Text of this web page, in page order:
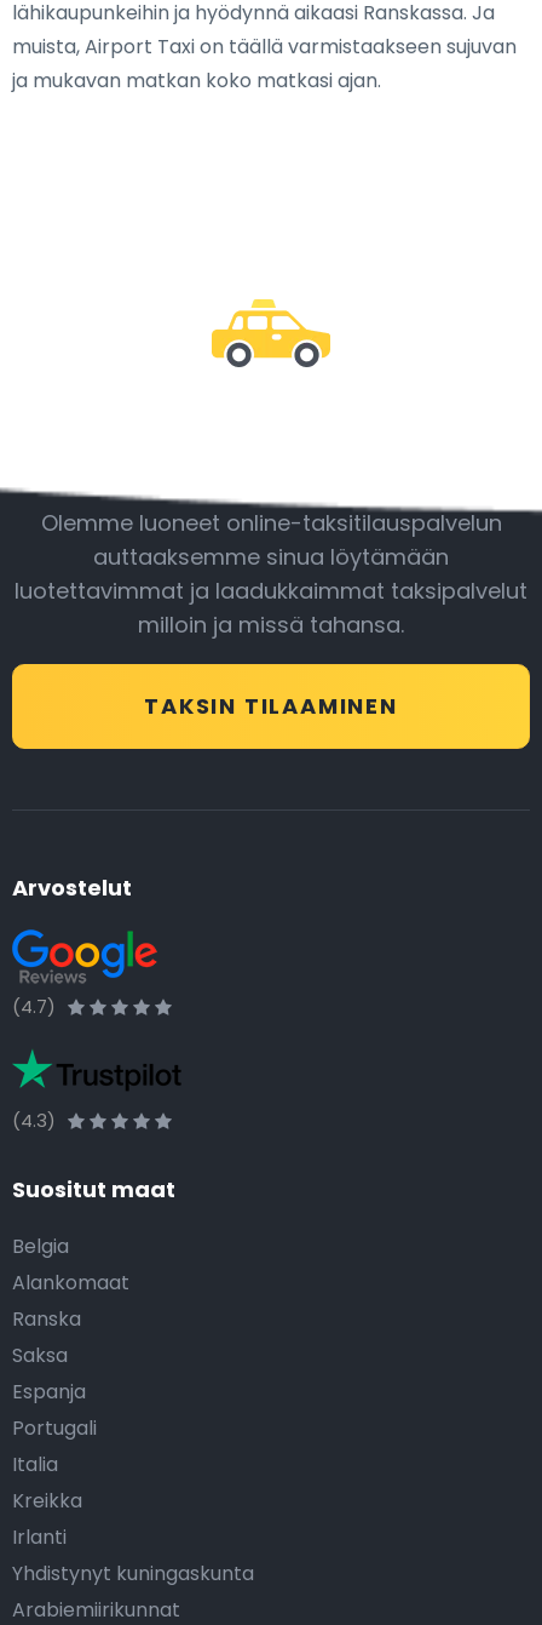
lähikaupunkeihin ja hyödynnä aikaasi Ranskassa. Ja
muista, Airport Taxi on täällä varmistaakseen sujuvan
ja mukavan matkan koko matkasi ajan.
Olemme luoneet online-taksitilauspalvelun
auttaaksemme sinua löytämään
luotettavimmat ja laadukkaimmat taksipalvelut
milloin ja missä tahansa.
TAKSIN TILAAMINEN
Arvostelut
(4.7)
(4.3)
Suositut maat
Belgia
Alankomaat
Ranska
Saksa
Espanja
Portugali
Italia
Kreikka
Irlanti
Yhdistynyt kuningaskunta
Arabiemiirikunnat